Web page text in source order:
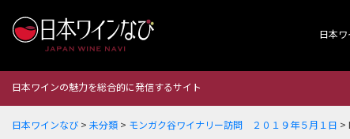
日本
日本ワインの魅力を総合的に発信するサイト
日本ワインなび > 未分類 > モンガク谷ワイナリー訪問 ２０１９年５月１日 >